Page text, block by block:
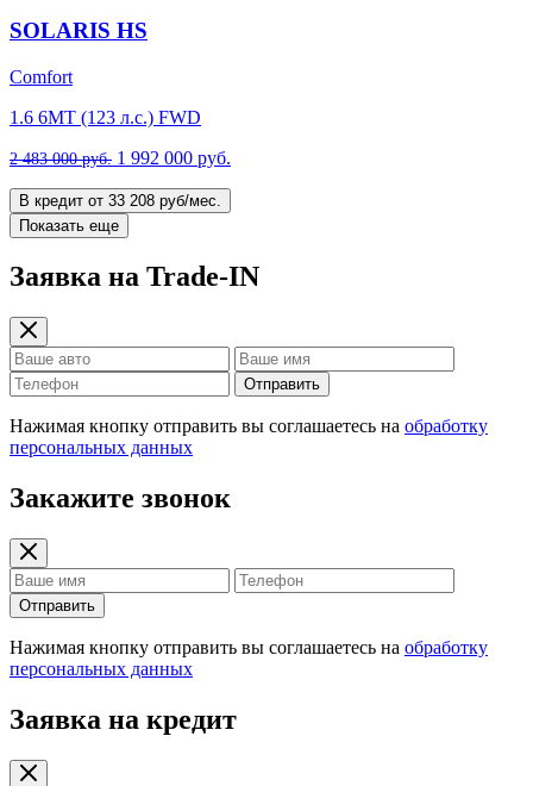
SOLARIS HS
Comfort
1.6 6MT (123 л.с.) FWD
2 483 000 руб. 1 992 000 руб.
В кредит от 33 208 руб/мес.
Показать еще
Заявка на Trade-IN
Отправить
Нажимая кнопку отправить вы соглашаетесь на обработку
персональных данных
Закажите звонок
Отправить
Нажимая кнопку отправить вы соглашаетесь на обработку
персональных данных
Заявка на кредит